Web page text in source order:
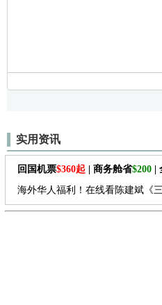
实用资讯
回国机票$360起 | 商务舱省$200 |
海外华人福利！在线看陈建斌《